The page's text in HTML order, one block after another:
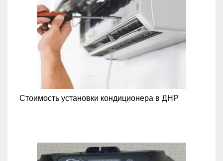
Стоимость установки кондиционера в ДНР